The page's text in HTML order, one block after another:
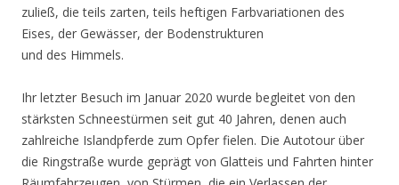
zuließ, die teils zarten, teils heftigen Farbvariationen des
Eises, der Gewässer, der Bodenstrukturen
und des Himmels.
Ihr letzter Besuch im Januar 2020 wurde begleitet von den
stärksten Schneestürmen seit gut 40 Jahren, denen auch
zahlreiche Islandpferde zum Opfer fielen. Die Autotour über
die Ringstraße wurde geprägt von Glatteis und Fahrten hinter